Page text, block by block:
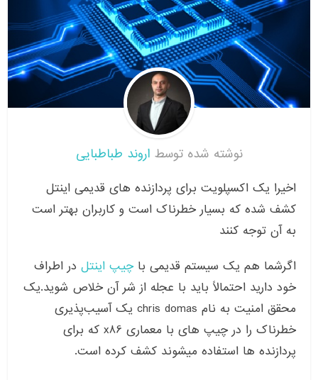
نوشته شده توسط اروند طباطبایی
اخیرا یک اکسپلویت برای پردازنده های قدیمی اینتل
کشف شده که بسیار خطرناک است و کاربران بهتر است
به آن توجه کنند
اگرشما هم یک سیستم قدیمی باچیپ اینتل در اطراف
خود دارید احتمالاً باید با عجله از شر آن خلاص شوید.یک
محقق امنیت به نام chris domas یک آسیب‌پذیری
خطرناک را در چیپ های با معماری x86 که برای
پردازنده ها استفاده میشوند کشف کرده است.